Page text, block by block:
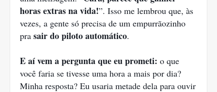
horas extras na vida!”. Isso me lembrou que, às
vezes, a gente só precisa de um empurrãozinho
pra sair do piloto automático.
E aí vem a pergunta que eu prometi: o que
você faria se tivesse uma hora a mais por dia?
Minha resposta? Eu usaria metade dela para ouvir